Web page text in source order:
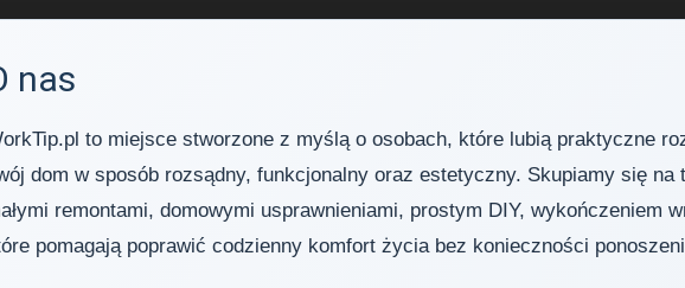
nas
to miejsce stworzone z myślą o osobach, które lubią praktyczne
dom w sposób rozsądny, funkcjonalny oraz estetyczny. Skupiamy się na
remontami, domowymi usprawnieniami, prostym DIY, wykończeniem
pomagają poprawić codzienny komfort życia bez konieczności